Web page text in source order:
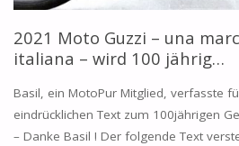
2021 Moto Guzzi – una
italiana – wird 100 jährig…
Basil, ein MotoPur Mitglied, verfasste
eindrücklichen Text zum 100jährigen
– Danke Basil ! Der folgende Text